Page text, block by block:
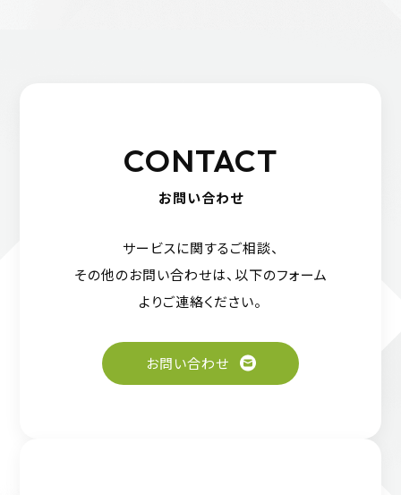
CONTACT
お問い合わせ
サービスに関するご相談、
その他のお問い合わせは、 以下のフォーム
よりご連絡ください。
お問い合わせ